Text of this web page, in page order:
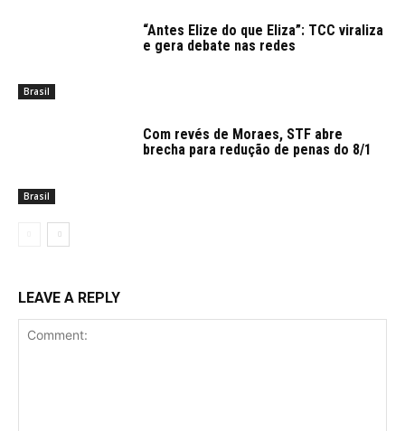
Brasil
“Antes Elize do que Eliza”: TCC viraliza
e gera debate nas redes
Brasil
Com revés de Moraes, STF abre
brecha para redução de penas do 8/1
LEAVE A REPLY